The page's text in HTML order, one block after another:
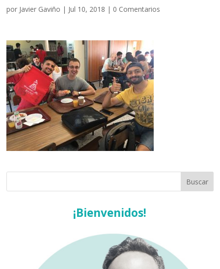
por Javier Gaviño | Jul 10, 2018 | 0 Comentarios
¡Bienvenidos!